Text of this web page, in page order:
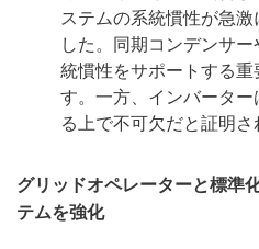
ステムの系統慣性が急
した。同期コンデンサ
統慣性をサポートする
す。一方、インバータ
る上で不可欠だと証明さ
グリッドオペレーターと標準
テムを強化